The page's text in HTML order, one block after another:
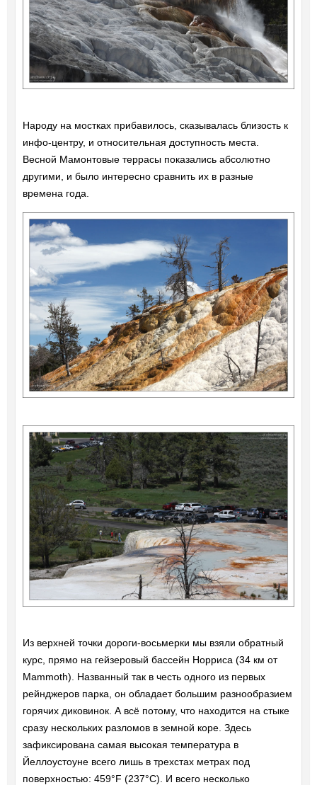
Народу на мостках прибавилось, сказывалась близость к
инфо-центру, и относительная доступность места.
Весной Мамонтовые террасы показались абсолютно
другими, и было интересно сравнить их в разные
времена года.
Из верхней точки дороги-восьмерки мы взяли обратный
курс, прямо на гейзеровый бассейн Норриса (34 км от
Mammoth). Названный так в честь одного из первых
рейнджеров парка, он обладает большим разнообразием
горячих диковинок. А всё потому, что находится на стыке
сразу нескольких разломов в земной коре. Здесь
зафиксирована самая высокая температура в
Йеллоустоуне всего лишь в трехстах метрах под
поверхностью: 459°F (237°C). И всего несколько